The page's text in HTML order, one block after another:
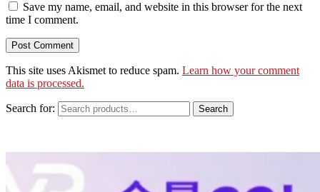
Save my name, email, and website in this browser for the next
time I comment.
This site uses Akismet to reduce spam. Learn how your comment
data is processed.
Search for: Search